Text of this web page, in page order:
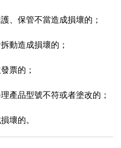
、保管不當造成損壞的；
動造成損壞的；
票的；
產品型號不符或者塗改的；
壞的。